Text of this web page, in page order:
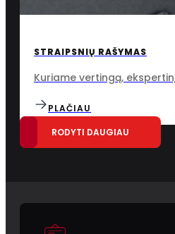
STRAIPSNIŲ RAŠYMAS
Kuriame vertingą,
PLAČIAU
RODYTI DAUGIAU